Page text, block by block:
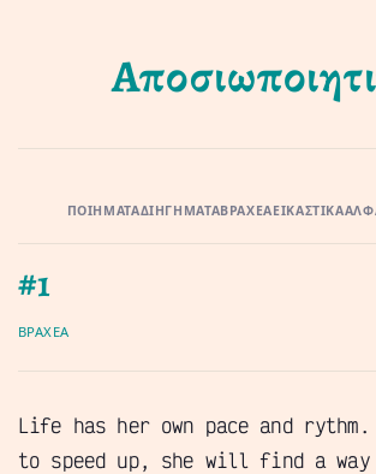
ΠΟΙΉΜΑΤΑΔΙΗΓΉΜΑΤΑΒΡΑΧΈΑΕΙΚΑΣΤΙΚΆ
#1
ΒΡΑΧΈΑ
Life has her own pace and
to speed up, she will find a way